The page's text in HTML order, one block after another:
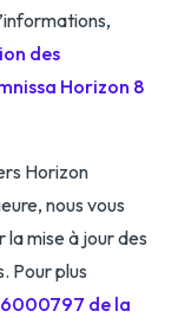
des
Horizon 8
Horizon
nous vous
mise à jour des
Pour plus
de la